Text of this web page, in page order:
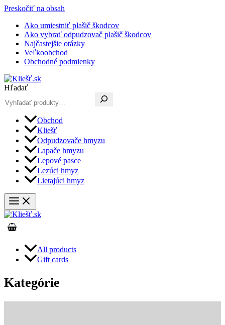
Preskočiť na obsah
Ako umiestniť plašič škodcov
Ako vybrať odpudzovač plašič škodcov
Najčastejšie otázky
Veľkoobchod
Obchodné podmienky
Hľadať
Obchod
Kliešť
Odpudzovače hmyzu
Lapače hmyzu
Lepové pasce
Lezúci hmyz
Lietajúci hmyz
All products
Gift cards
Kategórie